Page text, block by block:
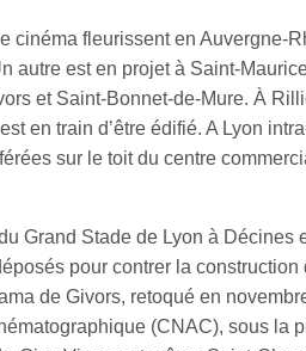
cinéma fleurissent en Auvergne-
autre est en projet à Saint-
et Saint-Bonnet-de-Mure. À
en train d’être édifié. A Lyon
sur le toit du centre
Grand Stade de Lyon à Décines
pour contrer la
de Givors, retoqué en
(CNAC), sous la